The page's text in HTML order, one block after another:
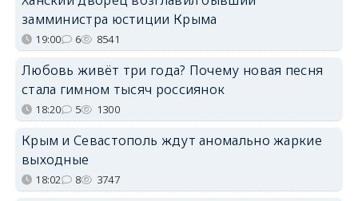
замминистра юстиции Крыма
19:00 6 8541
Любовь живёт три года? Почему новая песня
стала гимном тысяч россиянок
18:20 5 1300
Крым и Севастополь ждут аномально жаркие
выходные
18:02 8 3747